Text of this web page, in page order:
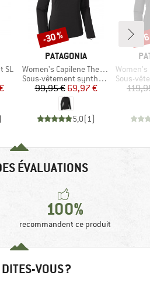
SL
MARQUE
PATAGONIA
Article
Women's Capilene Thermal Weight Crew
Product group
Sous-vêtement synthétique
Prix
99,95 €Prix réduit
69,97 €
5,0(1)
Remise
-30 %
Article
Women's
Product
Sous-
-
ÉVALUATIONS
100%
recommandent ce produit
VOUS ?